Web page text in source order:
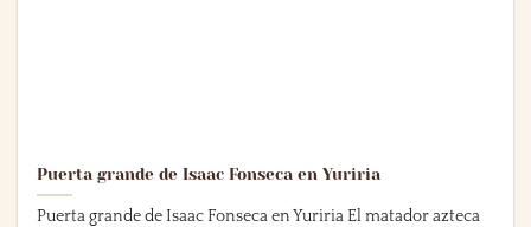
Puerta grande de Isaac Fonseca en Yuriria
Puerta grande de Isaac Fonseca en Yuriria El matador azteca